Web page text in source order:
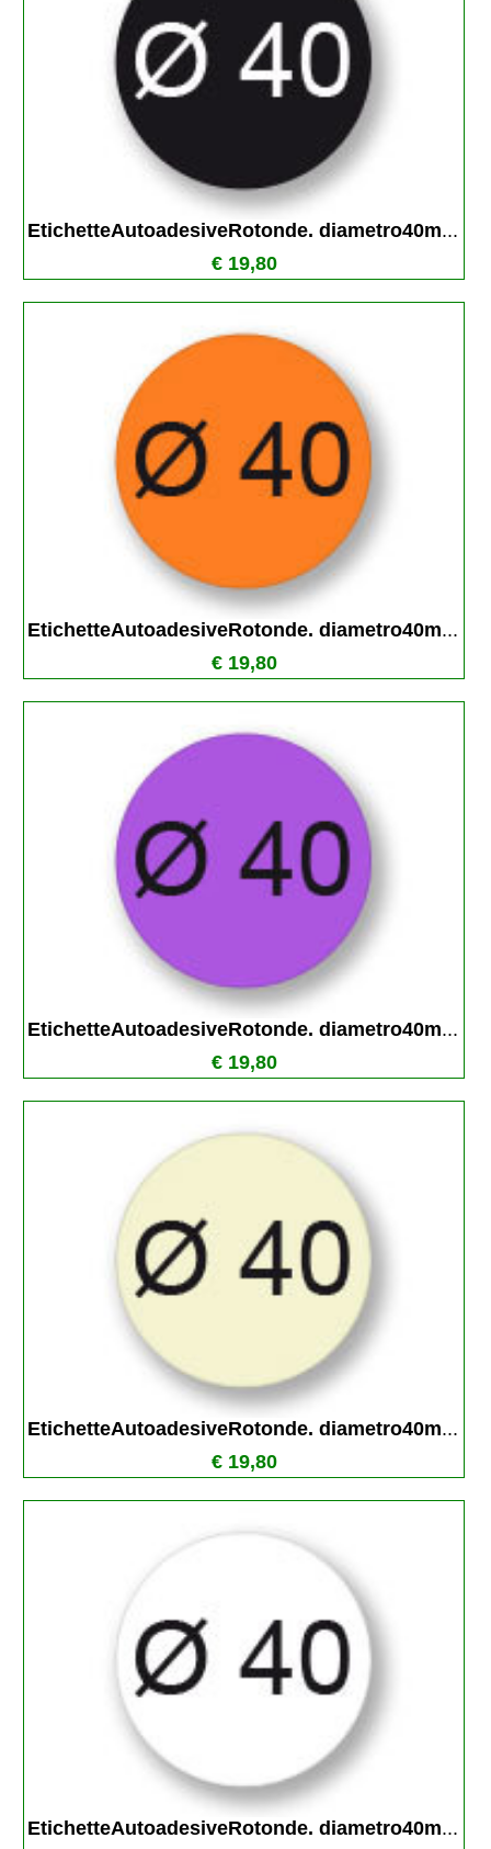
EtichetteAutoadesiveRotonde. diametro40m...
€ 19,80
EtichetteAutoadesiveRotonde. diametro40m...
€ 19,80
EtichetteAutoadesiveRotonde. diametro40m...
€ 19,80
EtichetteAutoadesiveRotonde. diametro40m...
€ 19,80
EtichetteAutoadesiveRotonde. diametro40m...